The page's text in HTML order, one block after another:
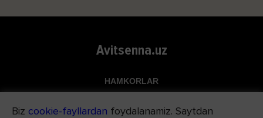
Avitsenna.uz
HAMKORLAR
Apteka.uz
Biz cookie-fayllardan foydalanamiz. Saytdan